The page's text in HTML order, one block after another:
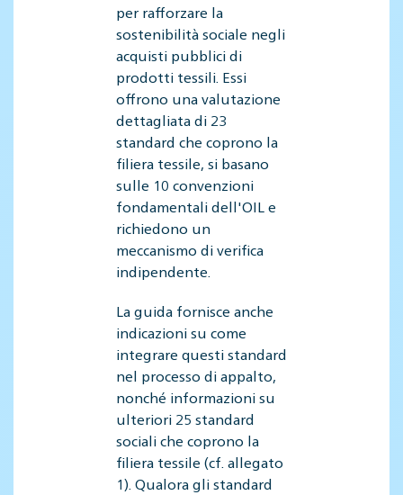
per rafforzare la
sostenibilità sociale negli
acquisti pubblici di
prodotti tessili. Essi
offrono una valutazione
dettagliata di 23
standard che coprono la
filiera tessile, si basano
sulle 10 convenzioni
fondamentali dell'OIL e
richiedono un
meccanismo di verifica
indipendente.
La guida fornisce anche
indicazioni su come
integrare questi standard
nel processo di appalto,
nonché informazioni su
ulteriori 25 standard
sociali che coprono la
filiera tessile (cf. allegato
1). Qualora gli standard